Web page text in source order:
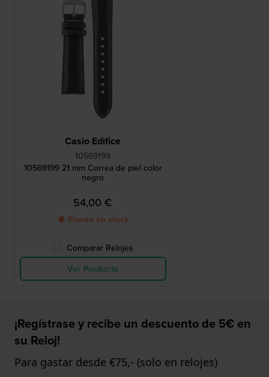
Casio Edifice
10569199
10569199 21 mm Correa de piel color
negro
54,00 €
● Pronto en stock
Comparar Relojes
Ver Producto
¡Regístrase y recibe un descuento de 5€ en
su Reloj!
Para gastar desde €75,- (solo en relojes)